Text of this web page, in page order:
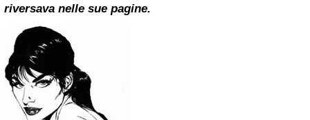
riversava nelle sue pagine.